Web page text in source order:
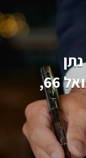
אמסלם בכתובת: הרברט סמואל 66,